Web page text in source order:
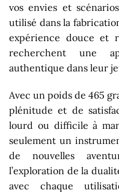
vos envies et
utilisé dans la
expérience douce et
recherchent une
authentique dans leur
Avec un poids de 465
plénitude et de
lourd ou difficile à
seulement un
de nouvelles
l’exploration de la
avec chaque